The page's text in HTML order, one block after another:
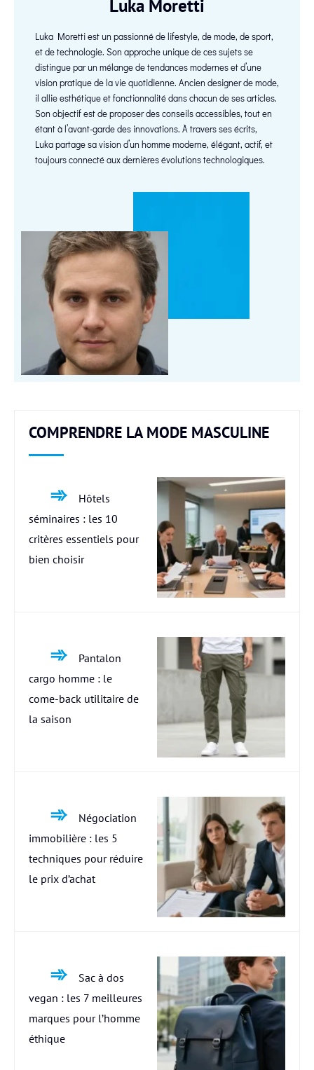
Luka Moretti
Luka Moretti est un passionné de lifestyle, de mode, de sport,
et de technologie. Son approche unique de ces sujets se
distingue par un mélange de tendances modernes et d’une
vision pratique de la vie quotidienne. Ancien designer de mode,
il allie esthétique et fonctionnalité dans chacun de ses articles.
Son objectif est de proposer des conseils accessibles, tout en
étant à l’avant-garde des innovations. À travers ses écrits,
Luka partage sa vision d’un homme moderne, élégant, actif, et
toujours connecté aux dernières évolutions technologiques.
COMPRENDRE LA MODE MASCULINE
Hôtels
séminaires : les 10
critères essentiels pour
bien choisir
Pantalon
cargo homme : le
come-back utilitaire de
la saison
Négociation
immobilière : les 5
techniques pour réduire
le prix d’achat
Sac à dos
vegan : les 7 meilleures
marques pour l’homme
éthique